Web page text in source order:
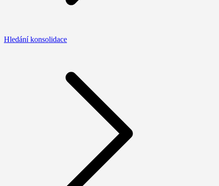
Hledání konsolidace